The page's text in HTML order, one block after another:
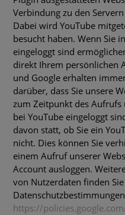
Verbindung zu den
Dabei wird YouTube
besucht haben. Wenn Sie
eingeloggt sind
direkt Ihrem persönlichen
und Google erhalten
darüber, dass Sie unsere
zum Zeitpunkt des Aufrufs
bei YouTube eingeloggt
davon statt, ob Sie ein
nicht. Dies können Sie
einem Aufruf unserer
Account ausloggen.
von Nutzerdaten finden
https://